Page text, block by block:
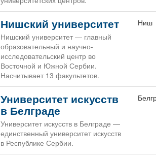
Нишский университет
Нишский университет — главный
образовательный и научно-
исследовательский центр во
Восточной и Южной Сербии.
Насчитывает 13 факультетов.
Ниш
Университет искусств
в Белграде
Университет искусств в Белграде —
единственный университет искусств
в Республике Сербии.